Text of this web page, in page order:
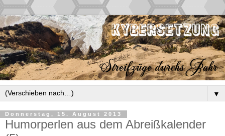
▼
Donnerstag, 15. August 2013
Humorperlen aus dem Abreißkalender